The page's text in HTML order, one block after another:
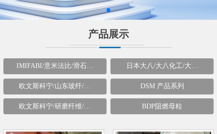
产品展示
IMIFABI/意米法比/滑石… 日本大八/大八化工/大…
欧文斯科宁/山东玻纤/… DSM 产品系列
欧文斯科宁/研磨纤维/… BDP阻燃母粒